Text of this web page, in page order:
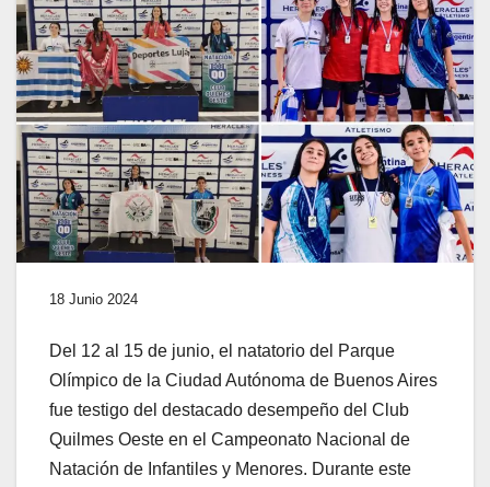
18 Junio 2024
Del 12 al 15 de junio, el natatorio del Parque
Olímpico de la Ciudad Autónoma de Buenos Aires
fue testigo del destacado desempeño del Club
Quilmes Oeste en el Campeonato Nacional de
Natación de Infantiles y Menores. Durante este